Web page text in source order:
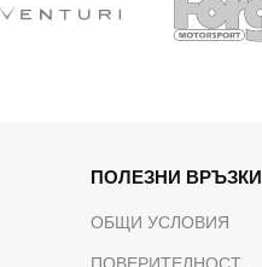
ПОЛЕЗНИ ВРЪЗКИ
ОБЩИ УСЛОВИЯ